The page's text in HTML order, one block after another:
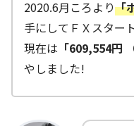
2020.6月ころより「
手にしてＦＸスタート
現在は 「609,554円
やしました!